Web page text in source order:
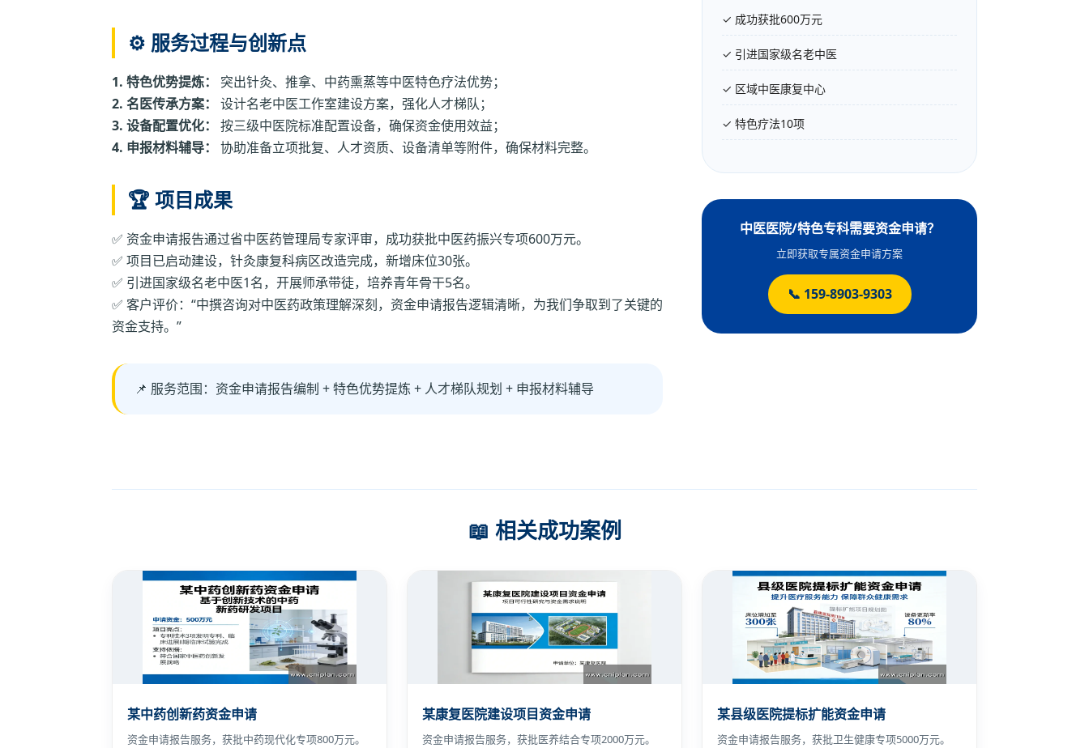
⚙️ 服务过程与创新点
1. 特色优势提炼：
突出针灸、推拿、中药熏蒸等中医特色疗法优势；
2. 名医传承方案：
设计名老中医工作室建设方案，强化人才梯队；
3. 设备配置优化：
按三级中医院标准配置设备，确保资金使用效益；
4. 申报材料辅导：
协助准备立项批复、人才资质、设备清单等附件，确保材料完整。
🏆 项目成果
✅ 资金申请报告通过省中医药管理局专家评审，成功获批中医药振兴专项600万元。
✅ 项目已启动建设，针灸康复科病区改造完成，新增床位30张。
✅ 引进国家级名老中医1名，开展师承带徒，培养青年骨干5名。
✅ 客户评价：“中撰咨询对中医药政策理解深刻，资金申请报告逻辑清晰，为我们争取到了关键的
资金支持。”
📌 服务范围：资金申请报告编制 + 特色优势提炼 + 人才梯队规划 + 申报材料辅导
✓ 成功获批600万元
✓ 引进国家级名老中医
✓ 区域中医康复中心
✓ 特色疗法10项
中医医院/特色专科需要资金申请？
立即获取专属资金申请方案
📞 159-8903-9303
📖 相关成功案例
某中药创新药资金申请
资金申请报告服务，获批中药现代化专项800万元。
某康复医院建设项目资金申请
资金申请报告服务，获批医养结合专项2000万元。
某县级医院提标扩能资金申请
资金申请报告服务，获批卫生健康专项5000万元。